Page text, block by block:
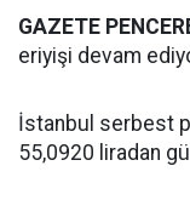
GAZETE
eriyişi devam
İstanbul serbest
55,0920 liradan